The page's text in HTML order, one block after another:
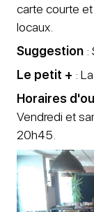
carte courte
locaux.
Suggestion :
Le petit + :
Horaires
Vendredi et
20h45.